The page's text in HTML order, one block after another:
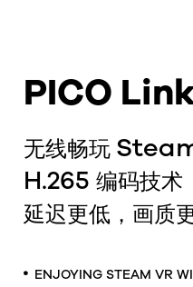
ENJOYING STEAM VR
PICO
无线畅玩
H.265 编码技术
延迟更低，画质